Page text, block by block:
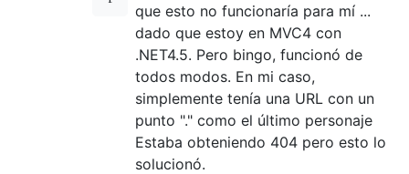
que esto no funcionaría para mí ...
dado que estoy en MVC4 con
.NET4.5. Pero bingo, funcionó de
todos modos. En mi caso,
simplemente tenía una URL con un
punto "." como el último personaje
Estaba obteniendo 404 pero esto lo
solucionó.